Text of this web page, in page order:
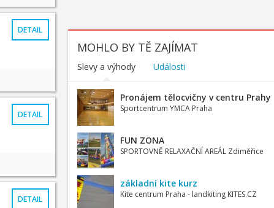
DETAIL
DETAIL
DETAIL
MOHLO BY TĚ ZAJÍMAT
Slevy a výhody Události
Pronájem tělocvičny v centru Prahy
Sportcentrum YMCA Praha
FUN ZONA
SPORTOVNĚ RELAXAČNÍ AREÁL Zdiměřice
základní kite kurz
Kite centrum Praha - landkiting KITES.CZ